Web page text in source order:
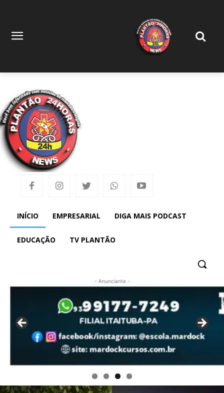
INÍCIO EMPRESARIAL DIGA MAIS PODCAST
EDUCAÇÃO TV PLANTÃO
- Anunciante -